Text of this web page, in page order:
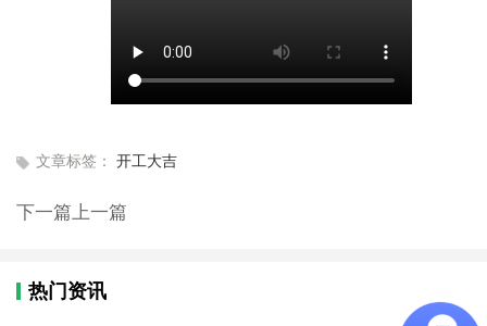
文章标签： 开工大吉
下一篇 上一篇
热门资讯